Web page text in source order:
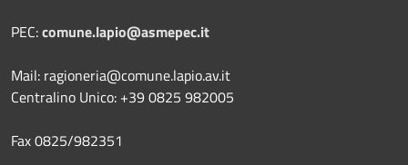
PEC:comune.lapio@asmepec.it
Mail: ragioneria@comune.lapio.av.it
Centralino Unico: +39 0825 982005
Fax 0825/982351